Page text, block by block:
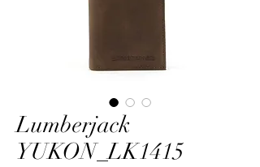
Lumberjack
YUKON_LK1415